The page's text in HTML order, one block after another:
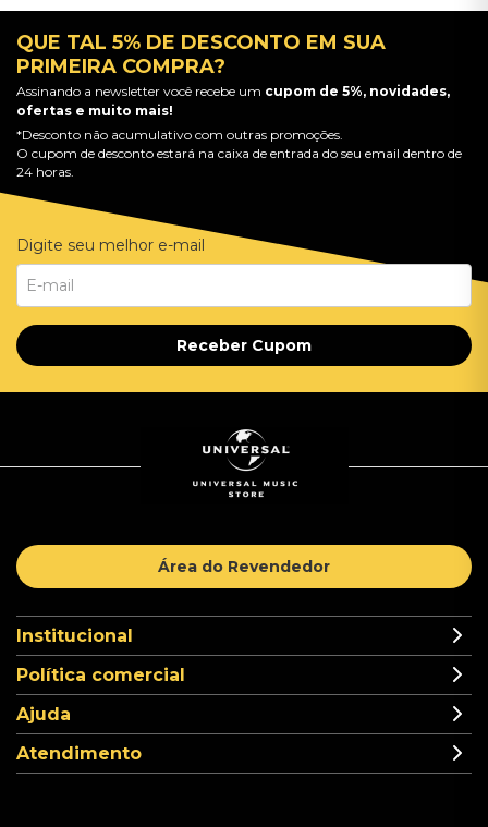
QUE TAL 5% DE DESCONTO EM SUA
PRIMEIRA COMPRA?
Assinando a newsletter você recebe um cupom de 5%, novidades,
ofertas e muito mais!
*Desconto não acumulativo com outras promoções.
O cupom de desconto estará na caixa de entrada do seu email dentro de
24 horas.
Digite seu melhor e-mail
Receber Cupom
Área do Revendedor
Institucional
Política comercial
Ajuda
Atendimento